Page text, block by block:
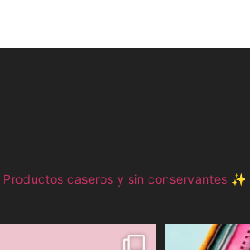
Productos caseros y sin conservantes ✨